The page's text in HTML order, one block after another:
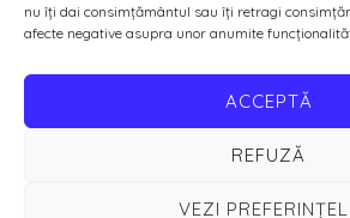
nu îți dai consimțământul sau îți retragi
afecte negative asupra unor anumite
ACCEPTĂ
REFUZĂ
VEZI